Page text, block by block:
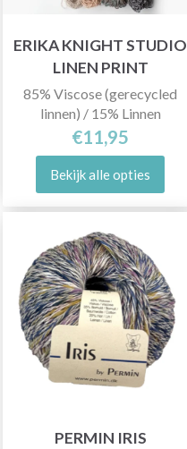
ERIKA KNIGHT STUDIO
LINEN PRINT
85% Viscose (gerecycled
linnen) / 15% Linnen
€11,95
Bekijk alle opties
PERMIN IRIS